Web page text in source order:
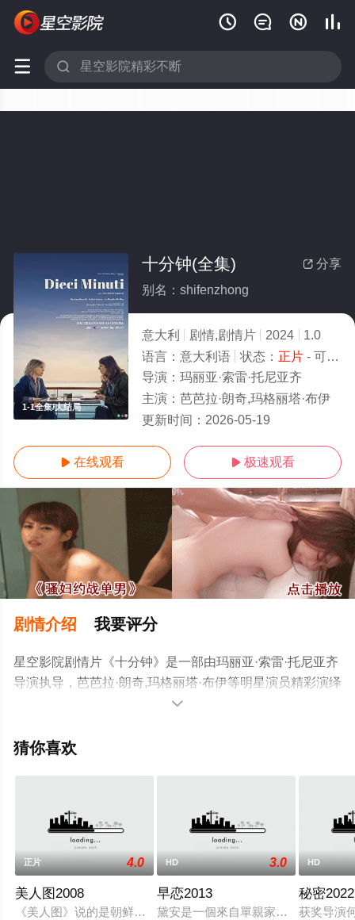
   
 
1-1全集/大结局
 分享
十分钟(全集)
别名：shifenzhong
意大利 剧情,剧情片 2024
1.0
语言： 意大利语 状态： 正片- 可以高清免费在线观看
导演： 玛丽亚·索雷·托尼亚齐
主演： 芭芭拉·朗奇,玛格丽塔·布伊
更新时间： 2026-05-19
 在线观看  极速观看
剧情介绍 我要评分
星空影院剧情片《十分钟》是一部由玛丽亚·索雷·托尼亚齐
导演执导，芭芭拉·朗奇,玛格丽塔·布伊等明星演员精彩演绎
的意大利电影，大结局剧情已揭晓（1-1全集），更多高清

猜你喜欢
正片 4.0
美人图2008
《美人图》说的是朝鲜史上有名的女扮男装天才画家申润福的
HD 3.0
早恋2013
黛安是一個來自單親家庭的14歲女
HD
秘密2022
获奖导演